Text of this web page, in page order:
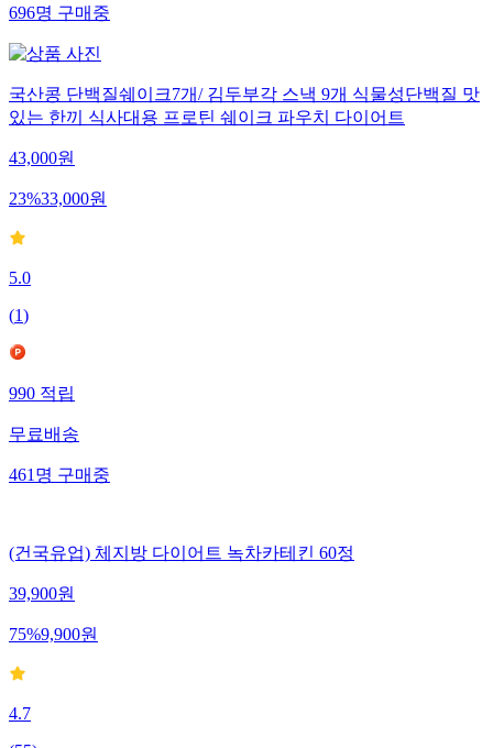
696명구매중
국산콩 단백질쉐이크7개/ 김두부각 스낵 9개 식물성단백질 맛
있는 한끼 식사대용 프로틴 쉐이크 파우치 다이어트
43,000원
23%33,000원
5.0
(1)
990적립
무료배송
461명구매중
(건국유업) 체지방 다이어트 녹차카테킨 60정
39,900원
75%9,900원
4.7